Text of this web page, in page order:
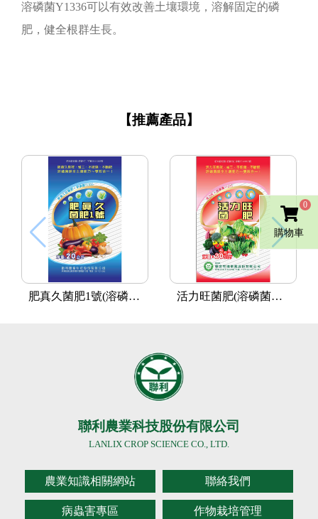
溶磷菌Y1336可以有效改善土壤環境，溶解固定的磷
肥，健全根群生長。
【推薦產品】
肥真久菌肥1號(溶磷菌Y1336) 活力旺菌肥(溶磷菌Y1336)
聯利農業科技股份有限公司
LANLIX CROP SCIENCE CO., LTD.
農業知識相關網站 聯絡我們
病蟲害專區 作物栽培管理
0
購物車